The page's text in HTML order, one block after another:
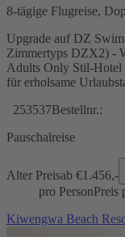
8-tägige Flugreise,
Upgrade auf DZ
Zimmertyps DZX2) -
Adults Only Stil-Hotel
für erholsame
253537Bestellnr.:
Pauschalreise
Alter Preisab €1.456,-
pro PersonPreis
Kiwengwa Beach